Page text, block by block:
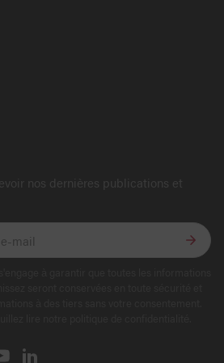
nos dernières publications et